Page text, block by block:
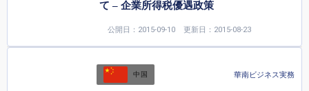
て – 企業所得税優遇政策
公開日：2015-09-10 更新日：2015-08-23
中国 華南ビジネス実務